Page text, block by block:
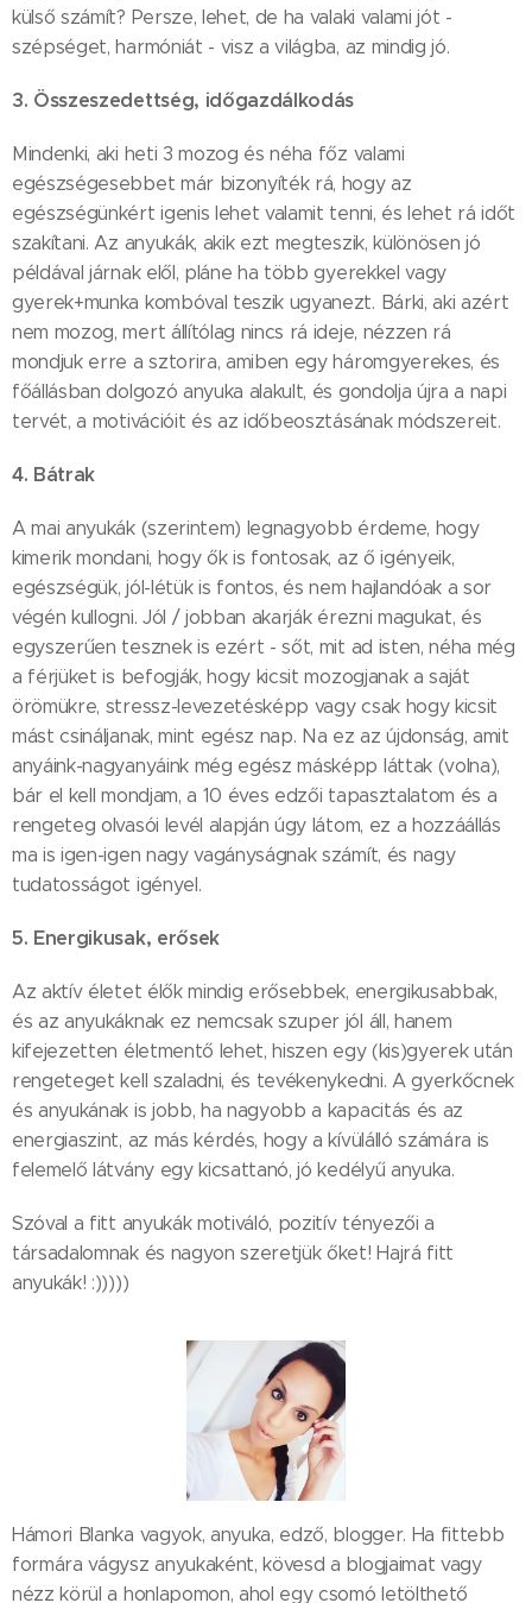
külső számít? Persze, lehet, de ha valaki valami jót -
szépséget, harmóniát - visz a világba, az mindig jó.
3. Összeszedettség, időgazdálkodás
Mindenki, aki heti 3 mozog és néha főz valami
egészségesebbet már bizonyíték rá, hogy az
egészségünkért igenis lehet valamit tenni, és lehet rá időt
szakítani. Az anyukák, akik ezt megteszik, különösen jó
példával járnak elől, pláne ha több gyerekkel vagy
gyerek+munka kombóval teszik ugyanezt. Bárki, aki azért
nem mozog, mert állítólag nincs rá ideje, nézzen rá
mondjuk erre a sztorira, amiben egy háromgyerekes, és
főállásban dolgozó anyuka alakult, és gondolja újra a napi
tervét, a motivációit és az időbeosztásának módszereit.
4. Bátrak
A mai anyukák (szerintem) legnagyobb érdeme, hogy
kimerik mondani, hogy ők is fontosak, az ő igényeik,
egészségük, jól-létük is fontos, és nem hajlandóak a sor
végén kullogni. Jól / jobban akarják érezni magukat, és
egyszerűen tesznek is ezért - sőt, mit ad isten, néha még
a férjüket is befogják, hogy kicsit mozogjanak a saját
örömükre, stressz-levezetésképp vagy csak hogy kicsit
mást csináljanak, mint egész nap. Na ez az újdonság, amit
anyáink-nagyanyáink még egész másképp láttak (volna),
bár el kell mondjam, a 10 éves edzői tapasztalatom és a
rengeteg olvasói levél alapján úgy látom, ez a hozzáállás
ma is igen-igen nagy vagányságnak számít, és nagy
tudatosságot igényel.
5. Energikusak, erősek
Az aktív életet élők mindig erősebbek, energikusabbak,
és az anyukáknak ez nemcsak szuper jól áll, hanem
kifejezetten életmentő lehet, hiszen egy (kis)gyerek után
rengeteget kell szaladni, és tevékenykedni. A gyerkőcnek
és anyukának is jobb, ha nagyobb a kapacitás és az
energiaszint, az más kérdés, hogy a kívülálló számára is
felemelő látvány egy kicsattanó, jó kedélyű anyuka.
Szóval a fitt anyukák motiváló, pozitív tényezői a
társadalomnak és nagyon szeretjük őket! Hajrá fitt
anyukák! :)))))
Hámori Blanka vagyok, anyuka, edző, blogger. Ha fittebb
formára vágysz anyukaként, kövesd a blogjaimat vagy
nézz körül a honlapomon, ahol egy csomó letölthető